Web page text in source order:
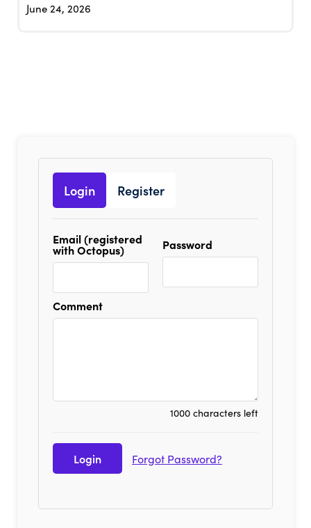
June 24, 2026
Login Register
Email (registered
with Octopus) Password
Comment
1000 characters left
Forgot Password?